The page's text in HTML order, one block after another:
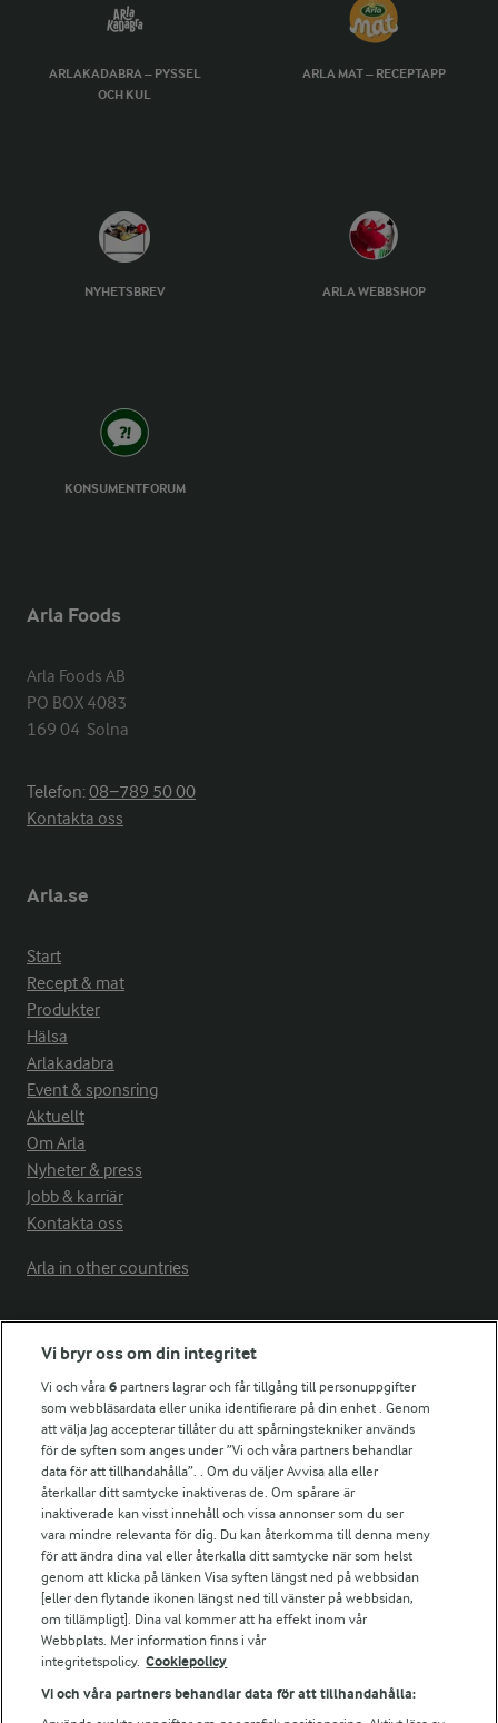
ARLAKADABRA – PYSSEL
OCH KUL
ARLA MAT – RECEPTAPP
NYHETSBREV ARLA WEBBSHOP
KONSUMENTFORUM
Arla Foods
Arla Foods AB
PO BOX 4083
169 04  Solna
Telefon:08−789 50 00
Kontakta oss
Arla.se
Start
Recept & mat
Produkter
Hälsa
Arlakadabra
Event & sponsring
Aktuellt
Om Arla
Nyheter & press
Jobb & karriär
Kontakta oss
Arla in other countries
Fler Arlasajter
För ägare
Arlas kundportal
Arla.com
Falbygdens Ost
Arla webbshop
Bildbank
Följ oss
Vi bryr oss om din integritet
Vi och våra6 partners lagrar och får tillgång till personuppgifter
som webbläsardata eller unika identifierare på din enhet . Genom
att välja Jag accepterar tillåter du att spårningstekniker används
för de syften som anges under ”Vi och våra partners behandlar
data för att tillhandahålla”. . Om du väljer Avvisa alla eller
återkallar ditt samtycke inaktiveras de. Om spårare är
inaktiverade kan visst innehåll och vissa annonser som du ser
vara mindre relevanta för dig. Du kan återkomma till denna meny
för att ändra dina val eller återkalla ditt samtycke när som helst
genom att klicka på länken Visa syften längst ned på webbsidan
[eller den flytande ikonen längst ned till vänster på webbsidan,
om tillämpligt]. Dina val kommer att ha effekt inom vår
Webbplats. Mer information finns i vår
integritetspolicy. Cookiepolicy
Vi och våra partners behandlar data för att tillhandahålla: